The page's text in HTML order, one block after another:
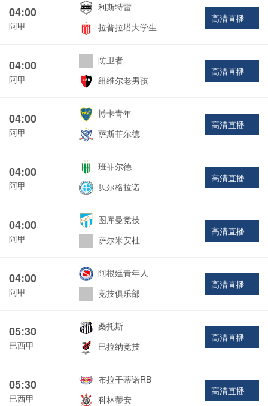
04:00
阿甲
利斯特雷
拉普拉塔大学生
高清直播
04:00
阿甲
防卫者
纽维尔老男孩
高清直播
04:00
阿甲
博卡青年
萨斯菲尔德
高清直播
04:00
阿甲
班菲尔德
贝尔格拉诺
高清直播
04:00
阿甲
图库曼竞技
萨尔米安杜
高清直播
04:00
阿甲
阿根廷青年人
竞技俱乐部
高清直播
05:30
巴西甲
桑托斯
巴拉纳竞技
高清直播
05:30
巴西甲
布拉干蒂诺RB
科林蒂安
高清直播